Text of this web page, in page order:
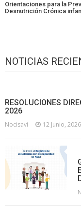
Orientaciones para la
Desnutrición Crónica
NOTICIAS
RESOLUCIONES
2026
Nocisavi 12 Junio, 2026